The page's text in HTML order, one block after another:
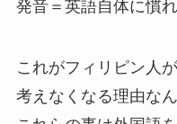
発音＝英語自体に慣
これがフィリピン人
考えなくなる理由な